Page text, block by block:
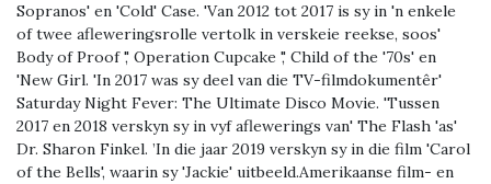
Sopranos' en 'Cold' Case. 'Van 2012 tot 2017 is sy in 'n enkele
of twee afleweringsrolle vertolk in verskeie reekse, soos'
Body of Proof ',' Operation Cupcake ',' Child of the '70s' en
'New Girl. 'In 2017 was sy deel van die TV-filmdokumentêr'
Saturday Night Fever: The Ultimate Disco Movie. 'Tussen
2017 en 2018 verskyn sy in vyf aflewerings van' The Flash 'as'
Dr. Sharon Finkel. ’In die jaar 2019 verskyn sy in die film 'Carol
of the Bells', waarin sy 'Jackie' uitbeeld.Amerikaanse film- en